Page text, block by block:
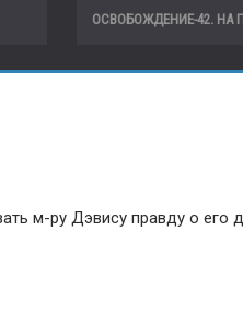
ОСВОБОЖДЕНИЕ-42. НА